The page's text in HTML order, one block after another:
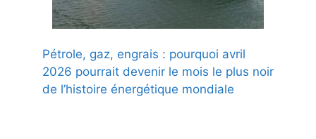
Pétrole, gaz, engrais : pourquoi avril
2026 pourrait devenir le mois le plus noir
de l’histoire énergétique mondiale